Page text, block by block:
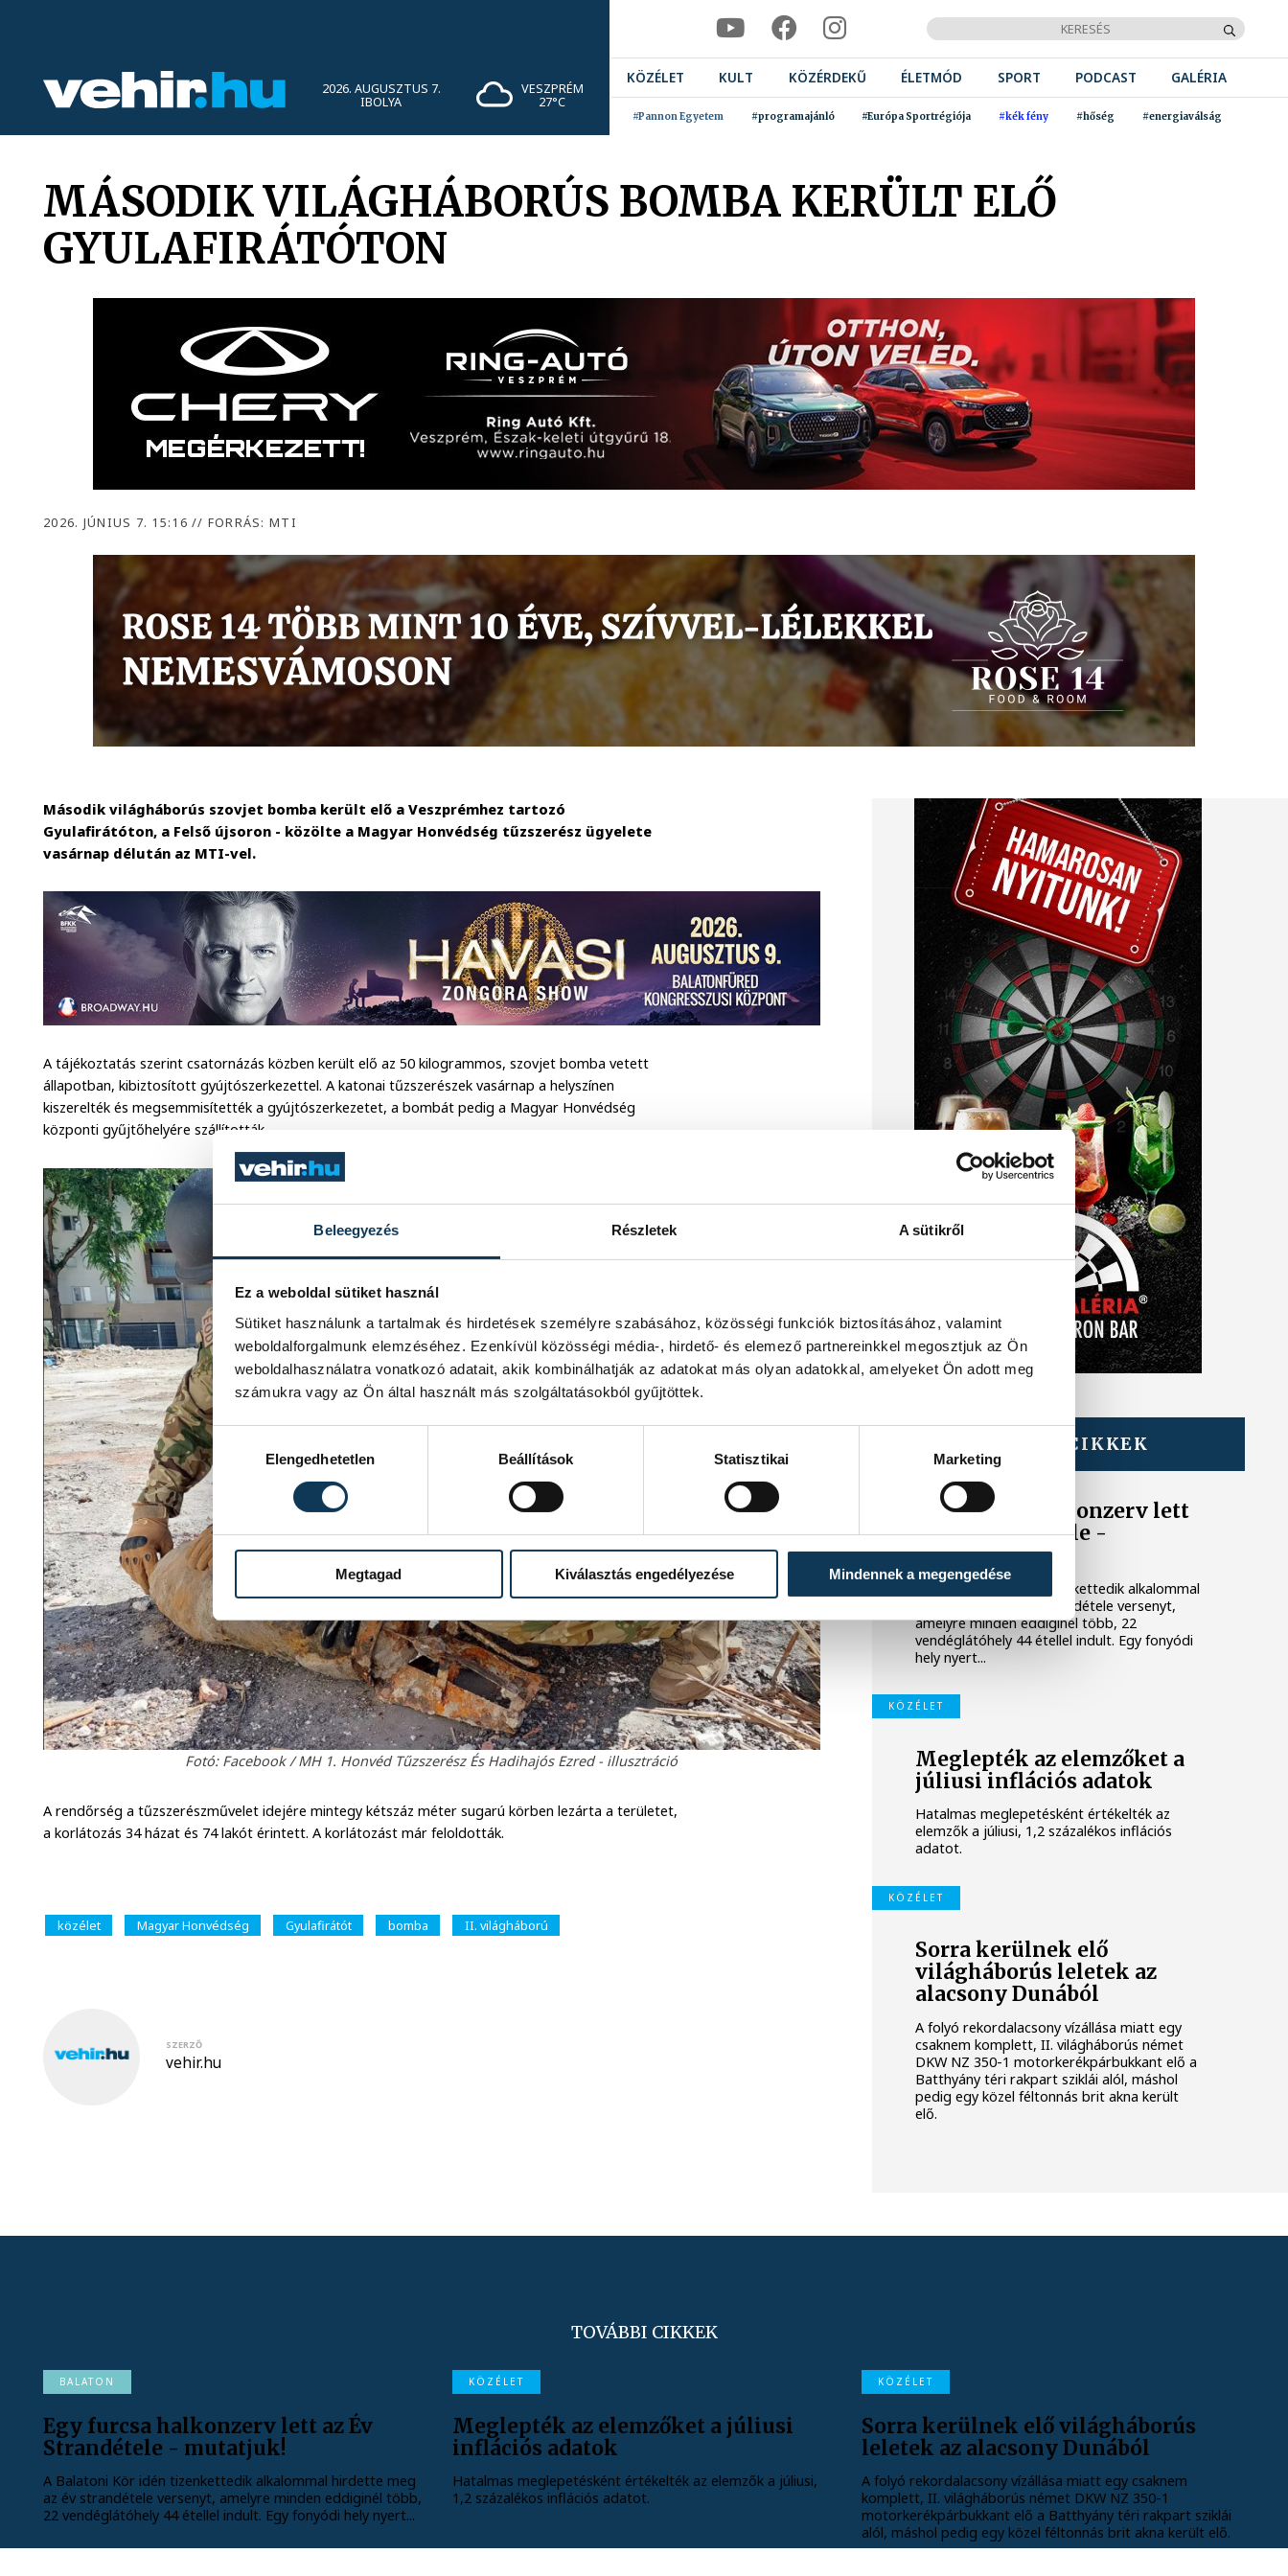
Beleegyezés Részletek A sütikről
Ez a weboldal sütiket használ
Sütiket használunk a tartalmak és hirdetések személyre szabásához, közösségi funkciók biztosításához, valamint
weboldalforgalmunk elemzéséhez. Ezenkívül közösségi média-, hirdető- és elemező partnereinkkel megosztjuk az Ön
weboldalhasználatra vonatkozó adatait, akik kombinálhatják az adatokat más olyan adatokkal, amelyeket Ön adott meg
számukra vagy az Ön által használt más szolgáltatásokból gyűjtöttek.
Hozzájárulás kiválasztása
Elengedhetetlen
Beállítások Statisztikai Marketing
Megtagad Kiválasztás engedélyezése Mindennek a megengedése
2026. AUGUSZTUS 7.
IBOLYA
VESZPRÉM
27°C
KÖZÉLET KULT KÖZÉRDEKŰ ÉLETMÓD SPORT PODCAST GALÉRIA
#Pannon Egyetem #programajánló #Európa Sportrégiója #kék fény #hőség #energiaválság
MÁSODIK VILÁGHÁBORÚS BOMBA KERÜLT ELŐ
GYULAFIRÁTÓTON
2026. JÚNIUS 7. 15:16// FORRÁS: MTI
Második világháborús szovjet bomba került elő a Veszprémhez tartozó
Gyulafirátóton, a Felső újsoron - közölte a Magyar Honvédség tűzszerész ügyelete
vasárnap délután az MTI-vel.
A tájékoztatás szerint csatornázás közben került elő az 50 kilogrammos, szovjet bomba vetett
állapotban, kibiztosított gyújtószerkezettel. A katonai tűzszerészek vasárnap a helyszínen
kiszerelték és megsemmisítették a gyújtószerkezetet, a bombát pedig a Magyar Honvédség
központi gyűjtőhelyére szállították.
Fotó: Facebook / MH 1. Honvéd Tűzszerész És Hadihajós Ezred - illusztráció
A rendőrség a tűzszerészművelet idejére mintegy kétszáz méter sugarú körben lezárta a területet,
a korlátozás 34 házat és 74 lakót érintett. A korlátozást már feloldották.
közélet Magyar Honvédség Gyulafirátót bomba II. világháború
SZERZŐ
vehir.hu
TOVÁBBI CIKKEK
BALATON
Egy furcsa halkonzerv lett
az Év Strandétele -
mutatjuk!
A Balatoni Kör idén tizenkettedik alkalommal
hirdette meg az év strandétele versenyt,
amelyre minden eddiginél több, 22
vendéglátóhely 44 étellel indult. Egy fonyódi
hely nyert...
KÖZÉLET
Meglepték az elemzőket a
júliusi inflációs adatok
Hatalmas meglepetésként értékelték az
elemzők a júliusi, 1,2 százalékos inflációs
adatot.
KÖZÉLET
Sorra kerülnek elő
világháborús leletek az
alacsony Dunából
A folyó rekordalacsony vízállása miatt egy
csaknem komplett, II. világháborús német
DKW NZ 350-1 motorkerékpárbukkant elő a
Batthyány téri rakpart sziklái alól, máshol
pedig egy közel féltonnás brit akna került
elő.
TOVÁBBI CIKKEK
BALATON
Egy furcsa halkonzerv lett az Év
Strandétele - mutatjuk!
A Balatoni Kör idén tizenkettedik alkalommal hirdette meg
az év strandétele versenyt, amelyre minden eddiginél több,
22 vendéglátóhely 44 étellel indult. Egy fonyódi hely nyert...
KÖZÉLET
Meglepték az elemzőket a júliusi
inflációs adatok
Hatalmas meglepetésként értékelték az elemzők a júliusi,
1,2 százalékos inflációs adatot.
KÖZÉLET
Sorra kerülnek elő világháborús
leletek az alacsony Dunából
A folyó rekordalacsony vízállása miatt egy csaknem
komplett, II. világháborús német DKW NZ 350-1
motorkerékpárbukkant elő a Batthyány téri rakpart sziklái
alól, máshol pedig egy közel féltonnás brit akna került elő.